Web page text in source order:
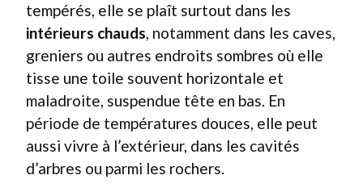
tempérés, elle se plaît surtout dans les
intérieurs chauds, notamment dans les caves,
greniers ou autres endroits sombres où elle
tisse une toile souvent horizontale et
maladroite, suspendue tête en bas. En
période de températures douces, elle peut
aussi vivre à l’extérieur, dans les cavités
d’arbres ou parmi les rochers.